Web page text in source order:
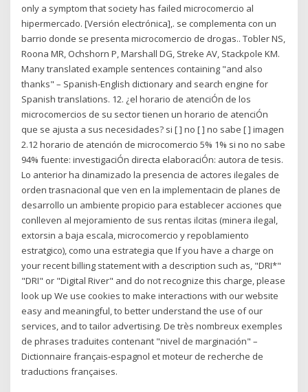
only a symptom that society has failed microcomercio al
hipermercado. [Versión electrónica],. se complementa con un
barrio donde se presenta microcomercio de drogas.. Tobler NS,
Roona MR, Ochshorn P, Marshall DG, Streke AV, Stackpole KM.
Many translated example sentences containing "and also
thanks" – Spanish-English dictionary and search engine for
Spanish translations. 12. ¿el horario de atenciÓn de los
microcomercios de su sector tienen un horario de atenciÓn
que se ajusta a sus necesidades? si [ ] no [ ] no sabe [ ] imagen
2.12 horario de atención de microcomercio 5% 1% si no no sabe
94% fuente: investigaciÓn directa elaboraciÓn: autora de tesis.
Lo anterior ha dinamizado la presencia de actores ilegales de
orden trasnacional que ven en la implementacin de planes de
desarrollo un ambiente propicio para establecer acciones que
conlleven al mejoramiento de sus rentas ilcitas (minera ilegal,
extorsin a baja escala, microcomercio y repoblamiento
estratgico), como una estrategia que If you have a charge on
your recent billing statement with a description such as, "DRI*"
"DRI" or "Digital River" and do not recognize this charge, please
look up We use cookies to make interactions with our website
easy and meaningful, to better understand the use of our
services, and to tailor advertising. De très nombreux exemples
de phrases traduites contenant "nivel de marginación" –
Dictionnaire français-espagnol et moteur de recherche de
traductions françaises.